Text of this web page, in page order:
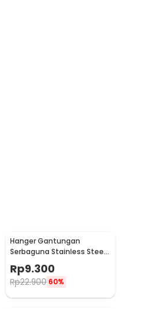
Hanger Gantungan
Serbaguna Stainless Steel
10 PCS - M127105
Rp9.300
Rp22.900 60%